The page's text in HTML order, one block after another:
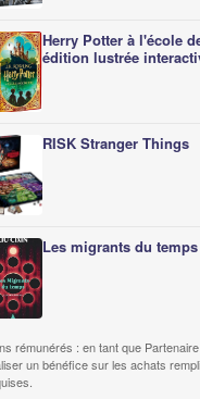
Herry Potter à l'école
édition lustrée
RISK Stranger Things
Les migrants du
rémunérés : en tant que
un bénéfice sur les achats